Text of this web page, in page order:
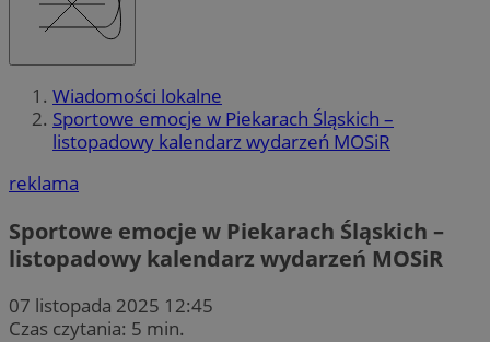
Wiadomości lokalne
Sportowe emocje w Piekarach Śląskich –
listopadowy kalendarz wydarzeń MOSiR
reklama
Sportowe emocje w Piekarach Śląskich –
listopadowy kalendarz wydarzeń MOSiR
07 listopada 2025 12:45
Czas czytania: 5 min.